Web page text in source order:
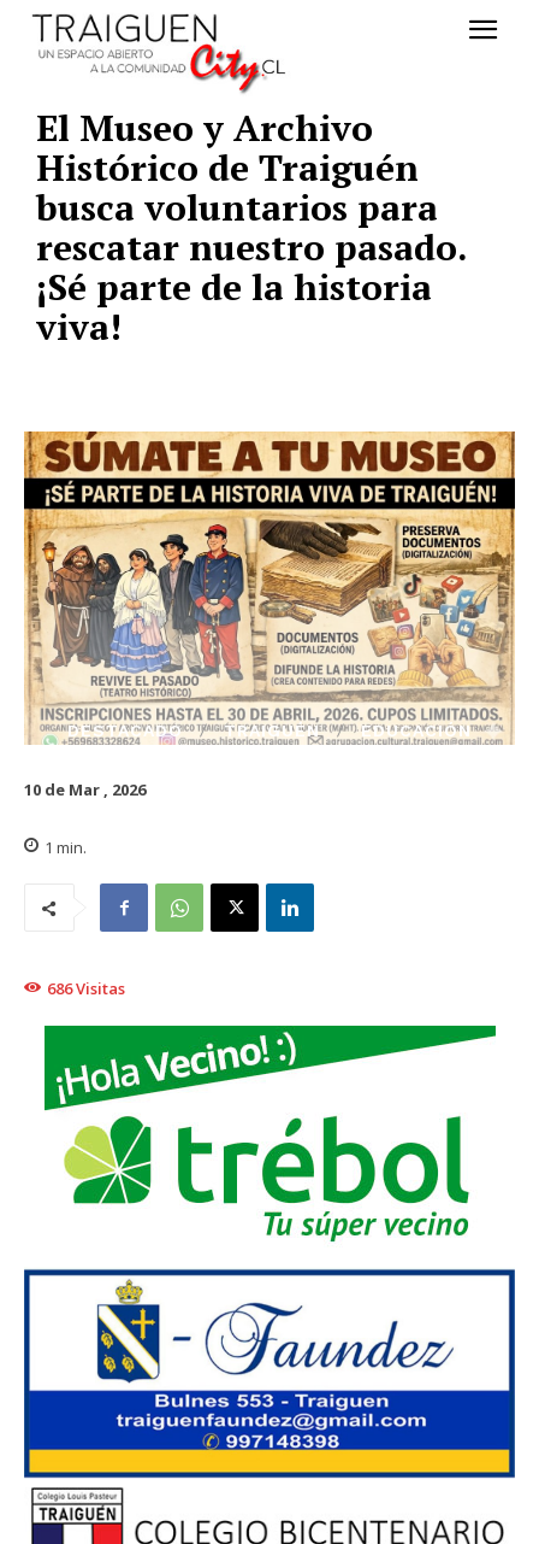
El Museo y Archivo
Histórico de Traiguén
busca voluntarios para
rescatar nuestro pasado.
¡Sé parte de la historia
viva!
DESTACADO TRAIGUÉN EDUCACIÓN
10 de Mar , 2026
1 min.
686Visitas